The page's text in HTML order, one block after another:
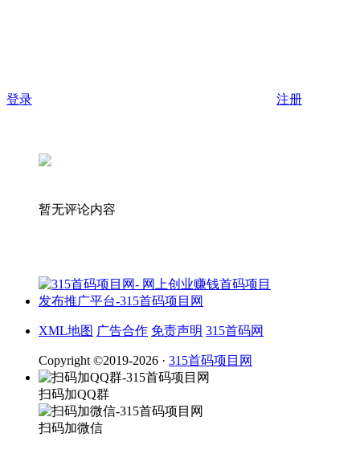
登录 注册
暂无评论内容
XML地图 广告合作 免责声明 315首码网
Copyright ©2019-2026 · 315首码项目网
扫码加QQ群
扫码加微信